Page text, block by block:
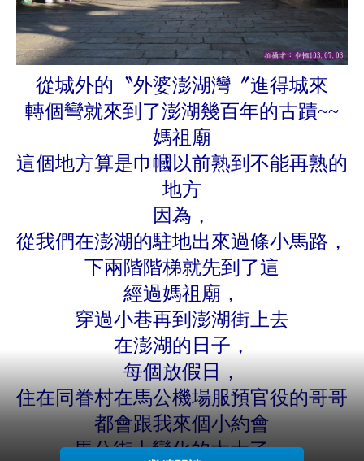
從城外的〝外婆澎湖灣〞進得城來
轉個彎就來到了澎湖幾百年的古蹟~~
媽祖廟
這個地方算是巾幗以前熟到不能再熟的
地方
因為，
從我們在澎湖的駐地出來過條小馬路，
下兩階階梯就先到了這
經過媽祖廟，
穿過小巷再到澎湖街上去
在澎湖的日子，
每個放假日，
住在同眷村在馬公機場服預官役的哥哥
都會跟我來個小約會
馬公街上變化的太大了~~